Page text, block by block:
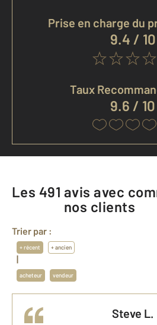
Prise en charge du
9.4 / 10
Taux
9.6 / 10
Les 491 avis avec
nos clients
Trier par :
+ récent + ancien
|
acheteur vendeur
Steve L.